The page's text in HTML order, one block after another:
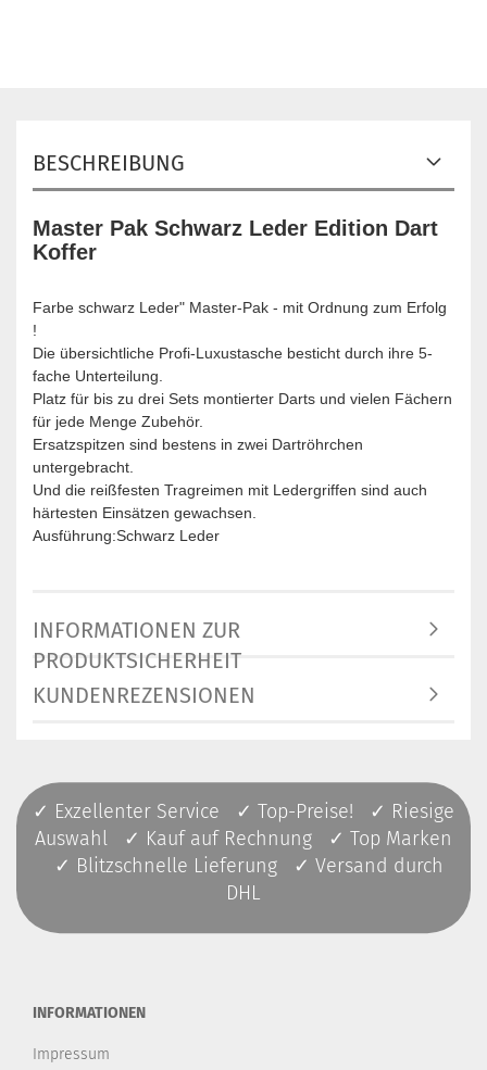
BESCHREIBUNG
Master Pak Schwarz Leder Edition Dart
Koffer
Farbe schwarz Leder" Master-Pak - mit Ordnung zum Erfolg
!
Die übersichtliche Profi-Luxustasche besticht durch ihre 5-
fache Unterteilung.
Platz für bis zu drei Sets montierter Darts und vielen Fächern
für jede Menge Zubehör.
Ersatzspitzen sind bestens in zwei Dartröhrchen
untergebracht.
Und die reißfesten Tragreimen mit Ledergriffen sind auch
härtesten Einsätzen gewachsen.
Ausführung:Schwarz Leder
INFORMATIONEN ZUR
PRODUKTSICHERHEIT
KUNDENREZENSIONEN
✓ Exzellenter Service ✓ Top-Preise! ✓ Riesige
Auswahl ✓ Kauf auf Rechnung ✓ Top Marken
✓ Blitzschnelle Lieferung ✓ Versand durch
DHL
INFORMATIONEN
Impressum